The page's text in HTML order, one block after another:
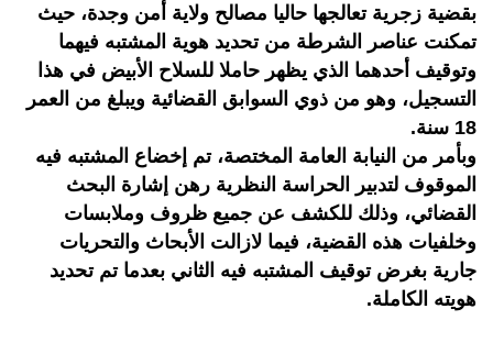
بقضية زجرية تعالجها حاليا مصالح ولاية أمن وجدة، حيث
تمكنت عناصر الشرطة من تحديد هوية المشتبه فيهما
وتوقيف أحدهما الذي يظهر حاملا للسلاح الأبيض في هذا
التسجيل، وهو من ذوي السوابق القضائية ويبلغ من العمر
18 سنة.
وبأمر من النيابة العامة المختصة، تم إخضاع المشتبه فيه
الموقوف لتدبير الحراسة النظرية رهن إشارة البحث
القضائي، وذلك للكشف عن جميع ظروف وملابسات
وخلفيات هذه القضية، فيما لازالت الأبحاث والتحريات
جارية بغرض توقيف المشتبه فيه الثاني بعدما تم تحديد
هويته الكاملة.